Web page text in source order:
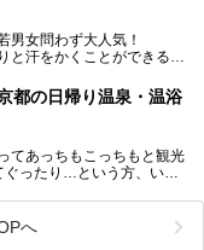
男女問わず大人気！
汗をかくことができるの
も人気の京都。
浸かってリフレッシュす
設をピックアップしてご紹
都の日帰り温泉・温浴
てあっちもこっちもと観光
ったり…という方、いま
京都には、市内にも郊外に
ます。そこで、日帰り利用
をまとめてみました。
へ